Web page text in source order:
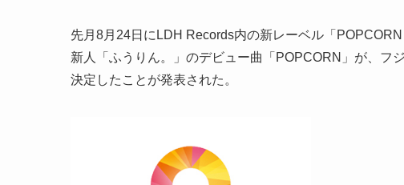
先月8月24日にLDH Records内の新レーベル「
新人「ふうりん。」のデビュー曲「POPCORN」が、フ
決定したことが発表された。